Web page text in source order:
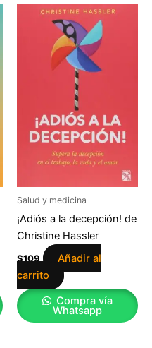
Salud y medicina
¡Adiós a la decepción! de
Christine Hassler
$109
Añadir al
carrito
Compra vía
Whatsapp